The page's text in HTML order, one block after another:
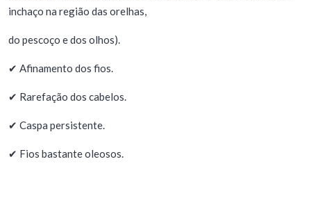
inchaço na região das orelhas,
do pescoço e dos olhos).
✔ Afinamento dos fios.
✔ Rarefação dos cabelos.
✔ Caspa persistente.
✔ Fios bastante oleosos.